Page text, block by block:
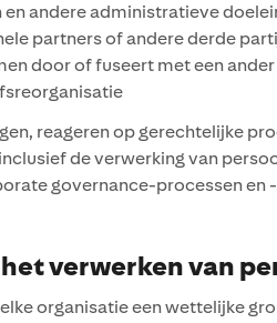
andere administratieve
partners of andere derde
door of fuseert met een
reageren op gerechtelijke
de verwerking van
governance-processen en
verwerken van
organisatie een wettelijke